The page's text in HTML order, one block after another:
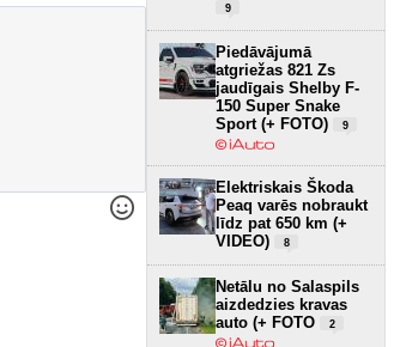
9
Piedāvājumā
atgriežas 821 Zs
jaudīgais Shelby F-
150 Super Snake
Sport (+ FOTO)
9
Elektriskais Škoda
Peaq varēs nobraukt
līdz pat 650 km (+
VIDEO)
8
Netālu no Salaspils
aizdedzies kravas
auto (+ FOTO
2